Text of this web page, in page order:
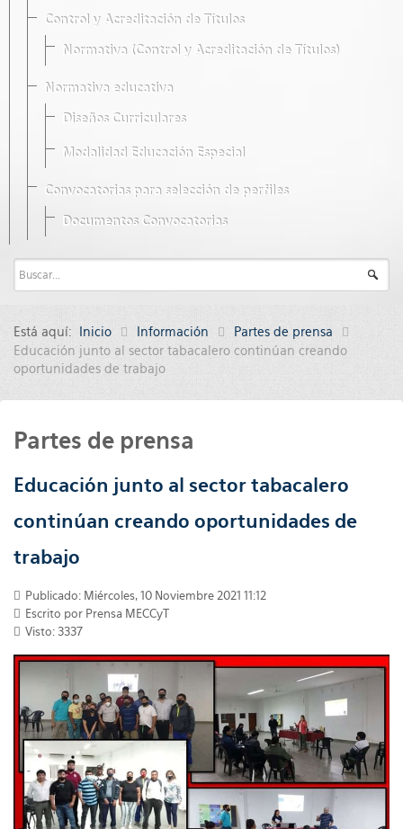
Control y Acreditación de Títulos
Normativa (Control y Acreditación de Títulos)
Normativa educativa
Diseños Curriculares
Modalidad Educación Especial
Convocatorias para selección de perfiles
Documentos Convocatorias
Está aquí: Inicio Información
Partes de prensa
Educación junto al sector tabacalero continúan creando
oportunidades de trabajo
Partes de prensa
Educación junto al sector tabacalero
continúan creando oportunidades de
trabajo
Publicado: Miércoles, 10 Noviembre 2021 11:12
Escrito por Prensa MECCyT
Visto: 3337